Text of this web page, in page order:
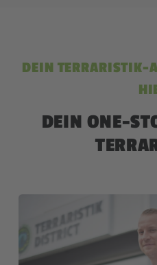
DEIN TERRARISTIK-
DEIN ONE-